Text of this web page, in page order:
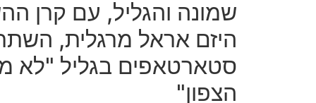
היזם אראל מרגלית,
סטארטאפים בגליל "לא
הצפון"